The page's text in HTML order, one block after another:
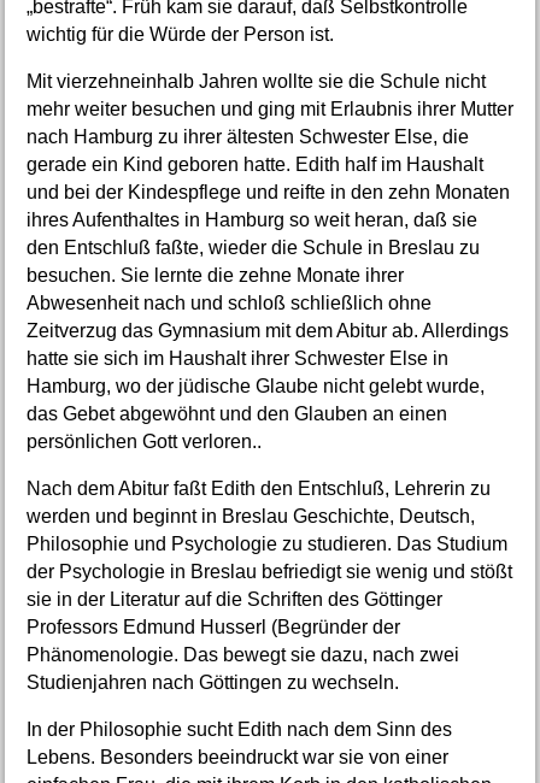
„bestrafte“. Früh kam sie darauf, daß Selbstkontrolle
wichtig für die Würde der Person ist.
Mit vierzehneinhalb Jahren wollte sie die Schule nicht
mehr weiter besuchen und ging mit Erlaubnis ihrer Mutter
nach Hamburg zu ihrer ältesten Schwester Else, die
gerade ein Kind geboren hatte. Edith half im Haushalt
und bei der Kindespflege und reifte in den zehn Monaten
ihres Aufenthaltes in Hamburg so weit heran, daß sie
den Entschluß faßte, wieder die Schule in Breslau zu
besuchen. Sie lernte die zehne Monate ihrer
Abwesenheit nach und schloß schließlich ohne
Zeitverzug das Gymnasium mit dem Abitur ab. Allerdings
hatte sie sich im Haushalt ihrer Schwester Else in
Hamburg, wo der jüdische Glaube nicht gelebt wurde,
das Gebet abgewöhnt und den Glauben an einen
persönlichen Gott verloren..
Nach dem Abitur faßt Edith den Entschluß, Lehrerin zu
werden und beginnt in Breslau Geschichte, Deutsch,
Philosophie und Psychologie zu studieren. Das Studium
der Psychologie in Breslau befriedigt sie wenig und stößt
sie in der Literatur auf die Schriften des Göttinger
Professors Edmund Husserl (Begründer der
Phänomenologie. Das bewegt sie dazu, nach zwei
Studienjahren nach Göttingen zu wechseln.
In der Philosophie sucht Edith nach dem Sinn des
Lebens. Besonders beeindruckt war sie von einer